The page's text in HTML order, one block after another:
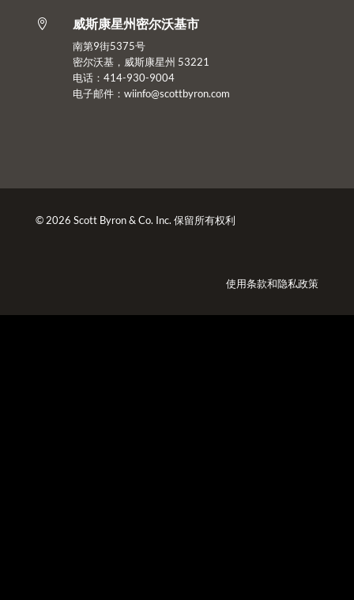
 威斯康星州密尔沃基市
南第9街5375号
密尔沃基，威斯康星州 53221
电话：414-930-9004
电子邮件： wiinfo@scottbyron.com
© 2026 Scott Byron & Co. Inc. 保留所有权利
使用条款和隐私政策